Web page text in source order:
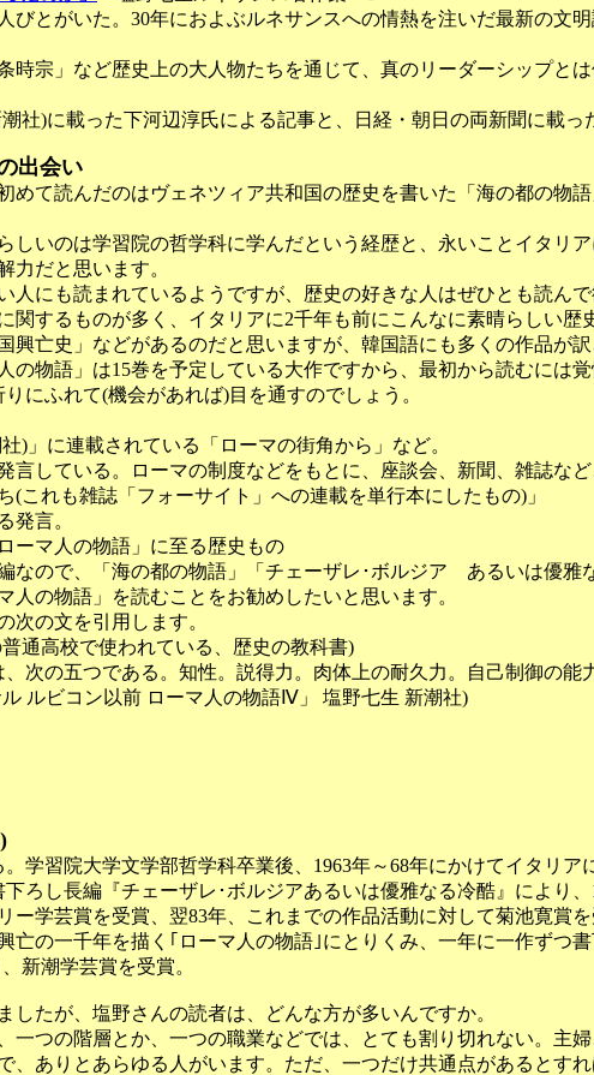
とがいた。30年におよぶルネサンスへの情熱を注いだ最新の文明
時宗」など歴史上の大人物たちを通じて、真のリーダーシップとは
社)に載った下河辺淳氏による記事と、日経・朝日の両新聞に載っ
出会い
て読んだのはヴェネツィア共和国の歴史を書いた「海の都の物
いのは学習院の哲学科に学んだという経歴と、永いことイタリ
力だと思います。
にも読まれているようですが、歴史の好きな人はぜひとも読ん
関するものが多く、イタリアに2千年も前にこんなに素晴らしい歴
亡史」などがあるのだと思いますが、韓国語にも多くの作品が
物語」は15巻を予定している大作ですから、最初から読むには
にふれて(機会があれば)目を通すのでしょう。
)」に連載されている「ローマの街角から」など。
している。ローマの制度などをもとに、座談会、新聞、雑誌な
(これも雑誌「フォーサイト」への連載を単行本にしたもの)」
発言。
ーマ人の物語」に至る歴史もの
なので、「海の都の物語」「チェーザレ･ボルジア あるいは優雅
人の物語」を読むことをお勧めしたいと思います。
の文を引用します。
通高校で使われている、歴史の教科書)
次の五つである。知性。説得力。肉体上の耐久力。自己制御の
ルビコン以前 ローマ人の物語Ⅳ」 塩野七生 新潮社)
学習院大学文学部哲学科卒業後、1963年～68年にかけてイタリ
ろし長編『チェーザレ･ボルジアあるいは優雅なる冷酷』により
ー学芸賞を受賞、翌83年、これまでの作品活動に対して菊池寛賞を
亡の一千年を描く｢ローマ人の物語｣にとりくみ、一年に一作ずつ
新潮学芸賞を受賞。
たが、塩野さんの読者は、どんな方が多いんですか。
つの階層とか、一つの職業などでは、とても割り切れない。主
、ありとあらゆる人がいます。ただ、一つだけ共通点があるとす